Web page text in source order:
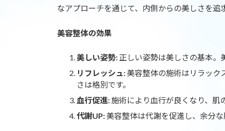
なアプローチを通じて、内側からの美しさを追
美容整体の効果
美しい姿勢: 正しい姿勢は美しさの基本。
リフレッシュ:美容整体の施術はリラック
さは格別です。
血行促進:施術により血行が良くなり、肌
代謝UP:美容整体は代謝を促進し、余分